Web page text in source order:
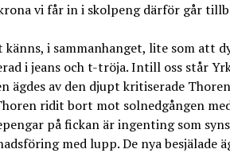
vi får in i skolpeng därför går
i sammanhanget, lite som att
i jeans och t-tröja. Intill oss står
ägdes av den djupt kritiserade
ridit bort mot solnedgången
på fickan är ingenting som
med lupp. De nya besjälade